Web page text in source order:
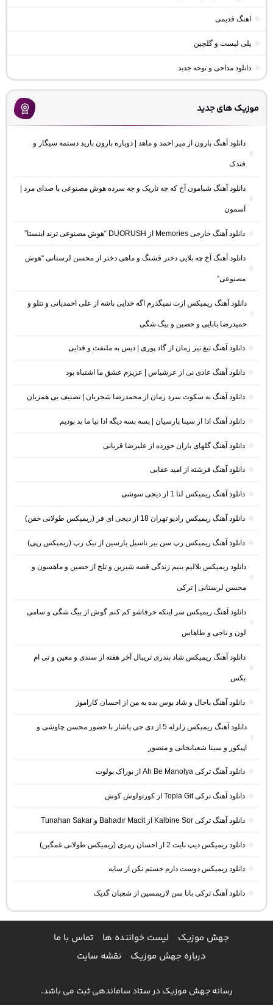
اهنگ قدیمی
پلی لیست و گلچین
دانلود مداحی و نوحه جدید
موزیک های جدید
دانلود آهنگ بارون از میر احمد و ماهد | دوباره بارون بارید دستمه سیگار و
فندک
دانلود آهنگ شبامون آخ که چه تاریک و چه سرده هوش مصنوعی با صدای مرد |
آسمون
دانلود آهنگ خارجی Memories از DUORUSH “هوش مصنوعی ترند اینستا”
دانلود آهنگ آخ چه بلایی دختر قشنگ و ماهی دختر از محسن لرستانی “هوش
مصنوعی”
دانلود آهنگ ریمیکس ازت نمیگذرم اگه خدایی باشه از علی احمدیانی و تتلو و
حمیدرضا بابایی و حصین و بیگ شگی
دانلود آهنگ تیغ تیز زمان از گاد پوری | دیس به ملتفت و فدایی
دانلود آهنگ عادی نی از عرشیاس | عزیزم عشق ما اشتباه بود
دانلود آهنگ به سکوت سرد زمان از محمدرضا شجریان | تصنیف بی همزبان
دانلود آهنگ ادا از سینا پارسیان | بسه بسه دیگه ادا نیا ما بد بودیم
دانلود آهنگ گلهای باران خورده از علیرضا قربانی
دانلود آهنگ فرشته از امید عقابی
دانلود آهنگ ریمیکس لنا 1 از دیجی سوشی
دانلود آهنگ ریمیکس رادیو تهران 18 از دیجی ای فر (ریمیکس طولانی خفن)
دانلود آهنگ ریمیکس رپ سن بیر ناسیل یارسین از تیک رپ (ریمیکس رپی)
دانلود ریمیکس بلالیم بنیم زندگی قصه شیرین و تلخ از حصین و ماهسون و
محسن لرستانی | ترکی
دانلود آهنگ ریمیکس سر اینکه حرفاشو کم کنم گوش از بیگ شگی و سامی
لون و ناجی و طاهاس
دانلود آهنگ ریمیکس شاد بندری تریبال آخر هفته از سندی و معین و تی ام
بکس
دانلود آهنگ باحال و شاد بوس بده به من از احسان کاراموز
دانلود آهنگ ریمیکس زلزله 5 از دی جی یاشار با حضور محسن چاوشی و
اپیکور و سینا شعبانخانی و منصور
دانلود آهنگ ترکی Ah Be Manolya از بوراک بولوت
دانلود آهنگ ترکی Topla Git از کورتولوش کوش
دانلود آهنگ ترکی Kalbine Sor از Bahadır Macit و Tunahan Sakar
دانلود ریمیکس دیپ نایت 2 از احسان رمزی (ریمیکس طولانی غمگین)
دانلود ریمیکس دوست دارم خستم نکن از سایه
دانلود آهنگ ترکی بانا سن لازیمسین از شعبان گدیک
جهش موزیک لیست خواننده ها
تماس با ما
درباره جهش موزیک
نقشه سایت
رسانه جهش موزیک در ستاد ساماندهی ثبت می باشد.